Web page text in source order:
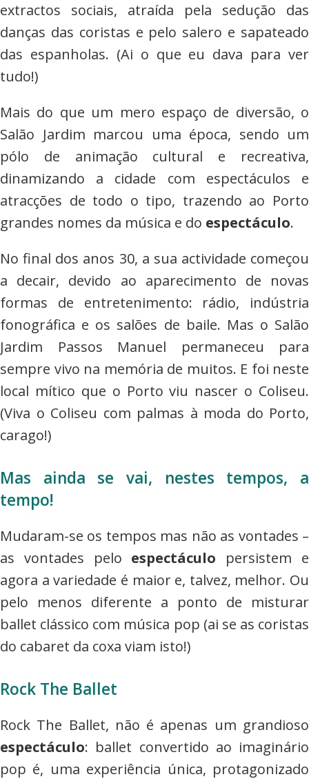
extractos sociais, atraída pela sedução das
danças das coristas e pelo salero e sapateado
das espanholas. (Ai o que eu dava para ver
tudo!)
Mais do que um mero espaço de diversão, o
Salão Jardim marcou uma época, sendo um
pólo de animação cultural e recreativa,
dinamizando a cidade com espectáculos e
atracções de todo o tipo, trazendo ao Porto
grandes nomes da música e do espectáculo.
No final dos anos 30, a sua actividade começou
a decair, devido ao aparecimento de novas
formas de entretenimento: rádio, indústria
fonográfica e os salões de baile. Mas o Salão
Jardim Passos Manuel permaneceu para
sempre vivo na memória de muitos. E foi neste
local mítico que o Porto viu nascer o Coliseu.
(Viva o Coliseu com palmas à moda do Porto,
carago!)
Mas ainda se vai, nestes tempos, a
tempo!
Mudaram-se os tempos mas não as vontades –
as vontades pelo espectáculo persistem e
agora a variedade é maior e, talvez, melhor. Ou
pelo menos diferente a ponto de misturar
ballet clássico com música pop (ai se as coristas
do cabaret da coxa viam isto!)
Rock The Ballet
Rock The Ballet, não é apenas um grandioso
espectáculo: ballet convertido ao imaginário
pop é, uma experiência única, protagonizado